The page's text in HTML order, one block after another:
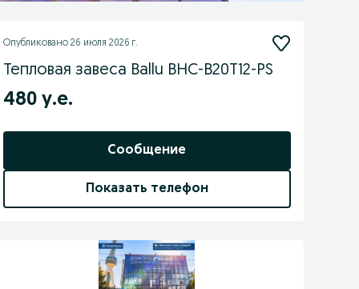
Опубликовано 26 июля 2026 г.
Тепловая завеса Ballu BHC-B20T12-PS
480 у.е.
Сообщение
Показать телефон